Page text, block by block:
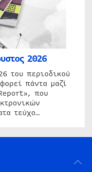
2026
του περιοδικού
πάντα μαζί
που
τεύχο…